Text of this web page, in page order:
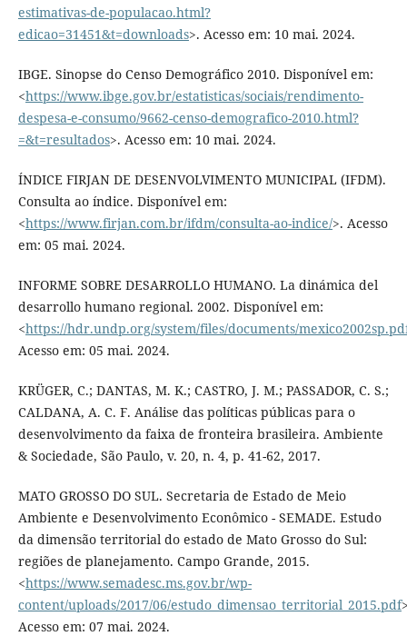
estimativas-de-populacao.html?
edicao=31451&t=downloads>. Acesso em: 10 mai. 2024.
IBGE. Sinopse do Censo Demográfico 2010. Disponível em:
<https://www.ibge.gov.br/estatisticas/sociais/rendimento-
despesa-e-consumo/9662-censo-demografico-2010.html?
=&t=resultados>. Acesso em: 10 mai. 2024.
ÍNDICE FIRJAN DE DESENVOLVIMENTO MUNICIPAL (IFDM).
Consulta ao índice. Disponível em:
<https://www.firjan.com.br/ifdm/consulta-ao-indice/>. Acesso
em: 05 mai. 2024.
INFORME SOBRE DESARROLLO HUMANO. La dinámica del
desarrollo humano regional. 2002. Disponível em:
<https://hdr.undp.org/system/files/documents/
Acesso em: 05 mai. 2024.
KRÜGER, C.; DANTAS, M. K.; CASTRO, J. M.; PASSADOR, C. S.;
CALDANA, A. C. F. Análise das políticas públicas para o
desenvolvimento da faixa de fronteira brasileira. Ambiente
& Sociedade, São Paulo, v. 20, n. 4, p. 41-62, 2017.
MATO GROSSO DO SUL. Secretaria de Estado de Meio
Ambiente e Desenvolvimento Econômico - SEMADE. Estudo
da dimensão territorial do estado de Mato Grosso do Sul:
regiões de planejamento. Campo Grande, 2015.
<https://www.semadesc.ms.gov.br/wp-
content/uploads/2017/06/estudo_dimensao_territorial_2015.pdf
Acesso em: 07 mai. 2024.